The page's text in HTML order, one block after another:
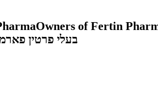
Owners of Fertin
בעלי פרטין